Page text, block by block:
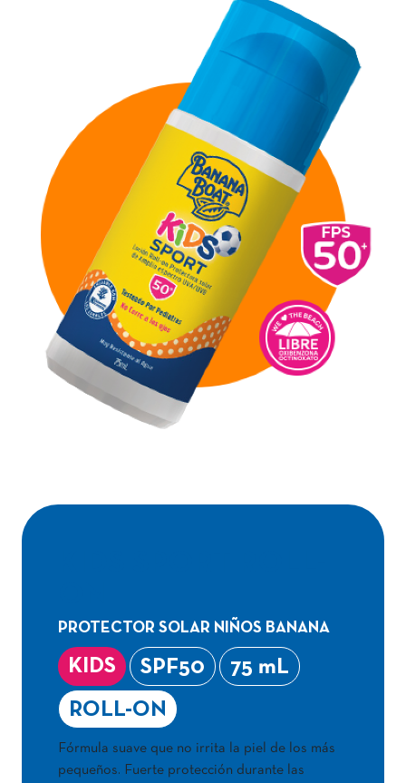
PROTECTOR SOLAR NIÑOS BANANA
KIDS SPF50 75 mL
ROLL-ON
Fórmula suave que no irrita la piel de los más
pequeños. Fuerte protección durante las